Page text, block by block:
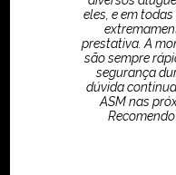
eles, e em
prestativa. A
são sempre
segurança
dúvida
ASM nas